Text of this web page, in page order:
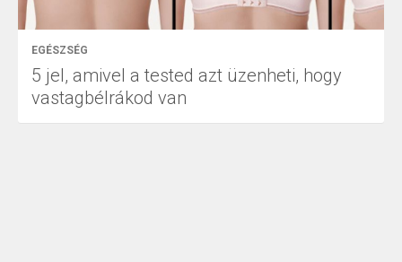
EGÉSZSÉG
5 jel, amivel a tested azt üzenheti, hogy
vastagbélrákod van